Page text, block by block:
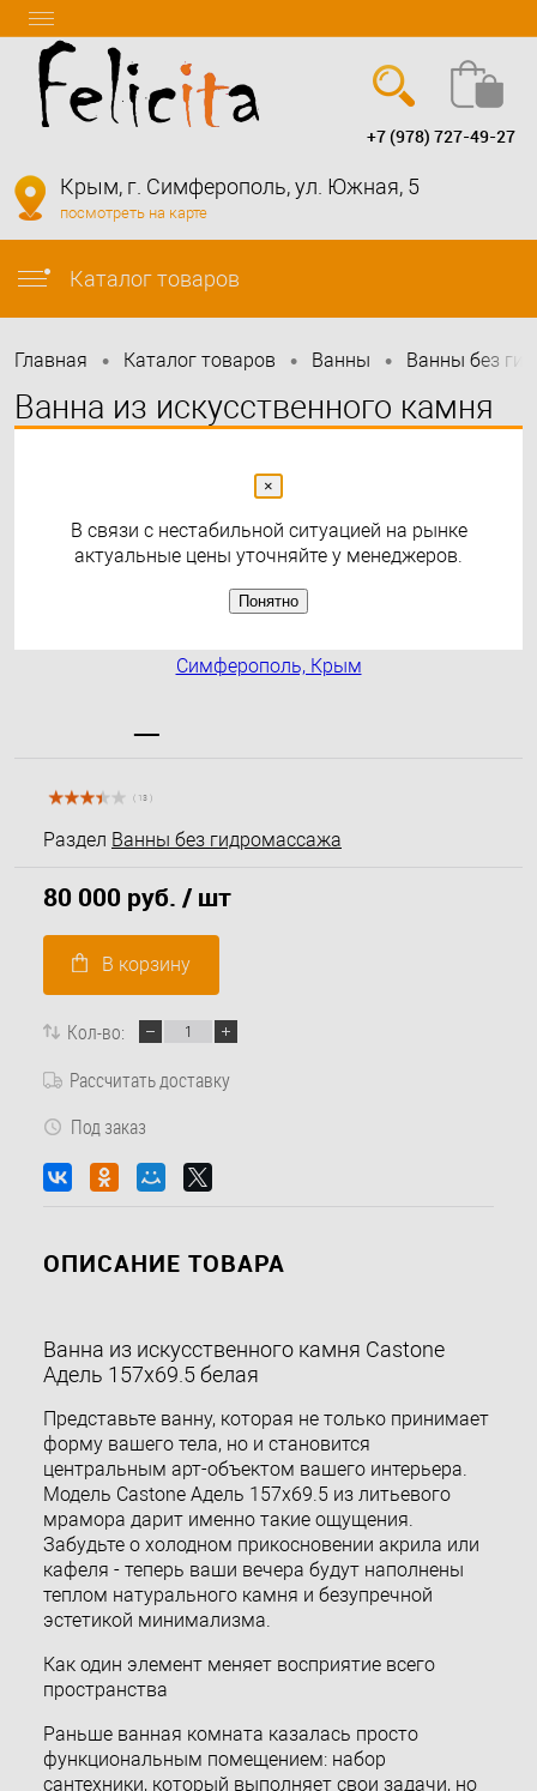
info@felicita-crimea.ru
+7 (978) 727-49-27
Крым, г. Симферополь, ул. Южная, 5
посмотреть на карте
Каталог товаров
Главная • Каталог товаров • Bанны • Ванны без
Ванна из искусственного камня
( 13 )
Раздел Ванны без гидромассажа
80 000 руб. / шт
В корзину
Кол-во:
Рассчитать доставку
Под заказ
ОПИСАНИЕ ТОВАРА
Ванна из искусственного камня Castone
Адель 157х69.5 белая
Представьте ванну, которая не только принимает
форму вашего тела, но и становится
центральным арт-объектом вашего интерьера.
Модель Castone Адель 157х69.5 из литьевого
мрамора дарит именно такие ощущения.
Забудьте о холодном прикосновении акрила или
кафеля - теперь ваши вечера будут наполнены
теплом натурального камня и безупречной
эстетикой минимализма.
Как один элемент меняет восприятие всего
пространства
Раньше ванная комната казалась просто
функциональным помещением: набор
сантехники, который выполняет свои задачи, но
×
В связи с нестабильной ситуацией на рынке
актуальные цены уточняйте у менеджеров.
Понятно